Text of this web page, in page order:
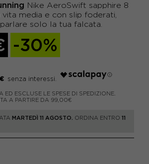
Nike AeroSwift sapphire 8
vita media e con slip foderati,
solo la tua falcata.
-30%
ED ESCLUSE LE SPESE DI SPEDIZIONE.
A PARTIRE DA 99,00€
MARTEDÌ 11 AGOSTO. ORDINA ENTRO 11